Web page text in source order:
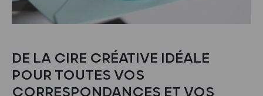
DE LA CIRE CRÉATIVE IDÉALE
POUR TOUTES VOS
CORRESPONDANCES ET VOS